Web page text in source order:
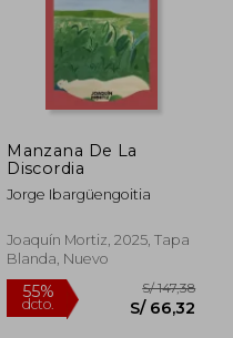
Manzana De La
Discordia
Jorge Ibargüengoitia
Joaquín Mortiz, 2025, Tapa
Blanda, Nuevo